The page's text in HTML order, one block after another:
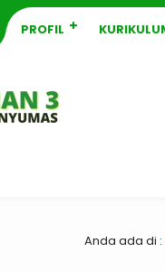
PROFIL
Anda ada di :